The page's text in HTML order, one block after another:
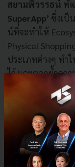
สยามพิวรรธน์ พั
SuperApp’ ซึ่งเป็
น์ที่จะทำให้
Physical
ประเภทต่างๆ ทำ
ไว้ และตอกย้ำคว
ความร่วมมือกับ
ประสบการณ์ที่ไม่
บุกเบิกอุตสาหกร
จริง ด้วยปรากฎ
Siam Paragon
Week 2022